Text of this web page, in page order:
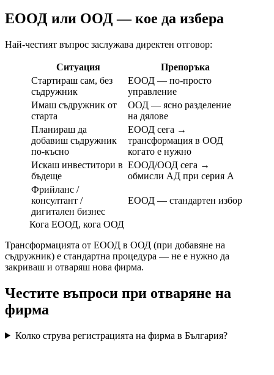
ЕООД или ООД — кое да избера
Най-честият въпрос заслужава директен отговор:
Ситуация
Препоръка
Стартираш сам, без
съдружник
ЕООД — по-просто
управление
Имаш съдружник от
старта
ООД — ясно разделение
на дялове
Планираш да
добавиш съдружник
по-късно
ЕООД сега →
трансформация в ООД
когато е нужно
Искаш инвеститори в
бъдеще
ЕООД/ООД сега →
обмисли АД при серия A
Фрийланс /
консултант /
дигитален бизнес
ЕООД — стандартен избор
Кога ЕООД, кога ООД
Трансформацията от ЕООД в ООД (при добавяне на
съдружник) е стандартна процедура — не е нужно да
закриваш и отваряш нова фирма.
Честите въпроси при отваряне на
фирма
Колко струва регистрацията на фирма в България?